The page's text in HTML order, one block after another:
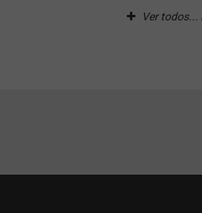
Ver todos...